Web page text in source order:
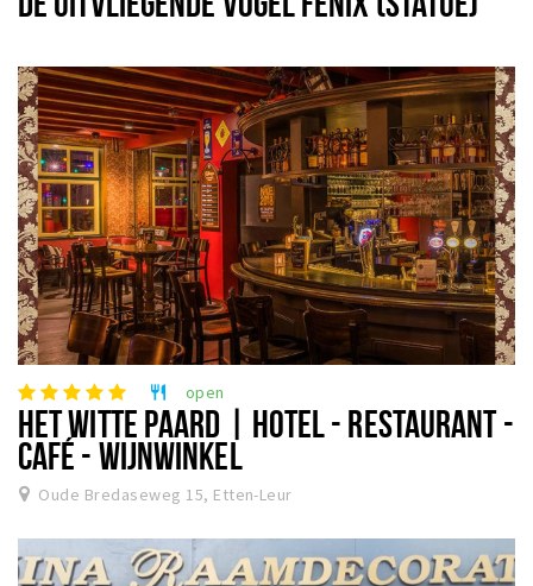
restaurant open
HET WITTE PAARD | HOTEL - RESTAURANT -
CAFÉ - WIJNWINKEL
Oude Bredaseweg 15, Etten-Leur